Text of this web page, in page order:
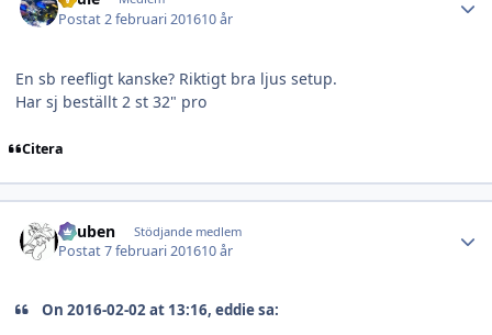
Postat2 februari 201610 år
En sb reefligt kanske? Riktigt bra ljus setup.
Har sj beställt 2 st 32" pro
Citera
Reuben Stödjande medlem
Postat7 februari 201610 år
On 2016-02-02 at 13:16, eddie sa: